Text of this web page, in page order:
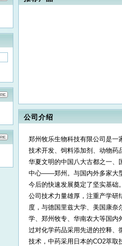
公司介绍
郑州牧乐生物科技有限公司是一
技术开发、饲料添加剂、动物药
华夏文明的中国八大古都之一、
中心——郑州。与国内外多家大
今后的快速发展奠定了坚实基础
公司技术力量雄厚，注重产学研
度，与德国里兹大学、美国康
学、郑州牧专、华南农大等国内
过对化学药品采用先进的控释、
技术，中药采用日本的CO2萃